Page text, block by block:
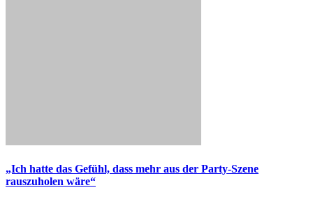
„Ich hatte das Gefühl, dass mehr aus der Party-Szene
rauszuholen wäre“